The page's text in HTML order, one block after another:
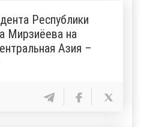
Республики
Мирзиёева на
Азия –